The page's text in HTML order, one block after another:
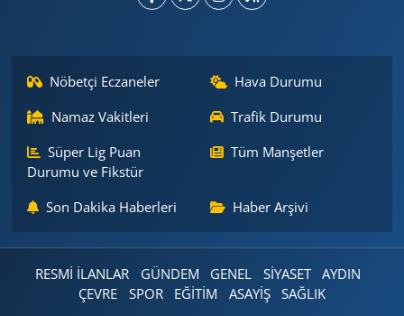
Nöbetçi Eczaneler
Hava Durumu
Namaz Vakitleri
Trafik Durumu
Süper Lig Puan
Durumu ve Fikstür
Tüm Manşetler
Son Dakika Haberleri Haber Arşivi
RESMİ İLANLAR GÜNDEM GENEL SİYASET
AYDIN
ÇEVRE
SPOR EĞİTİM ASAYİŞ SAĞLIK